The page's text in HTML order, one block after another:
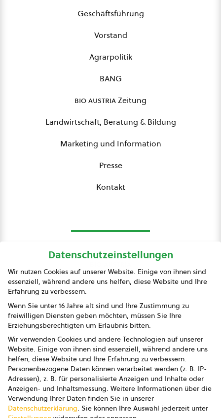
Geschäftsführung
Vorstand
Agrarpolitik
BANG
bio austriaZeitung
Landwirtschaft, Beratung & Bildung
Marketing und Information
Presse
Kontakt
Presse
Impressum
Datenschutz
AGB
AGB Marketing GmbH
AGB Bildung
Newsletter
Datenschutzeinstellungen
Wir nutzen Cookies auf unserer Website. Einige von ihnen sind
essenziell, während andere uns helfen, diese Website und Ihre
Erfahrung zu verbessern.
Wenn Sie unter 16 Jahre alt sind und Ihre Zustimmung zu
freiwilligen Diensten geben möchten, müssen Sie Ihre
Erziehungsberechtigten um Erlaubnis bitten.
Wir verwenden Cookies und andere Technologien auf unserer
Website. Einige von ihnen sind essenziell, während andere uns
helfen, diese Website und Ihre Erfahrung zu verbessern.
Personenbezogene Daten können verarbeitet werden (z. B. IP-
Adressen), z. B. für personalisierte Anzeigen und Inhalte oder
Anzeigen- und Inhaltsmessung. Weitere Informationen über die
Verwendung Ihrer Daten finden Sie in unserer
Datenschutzerklärung. Sie können Ihre Auswahl jederzeit unter